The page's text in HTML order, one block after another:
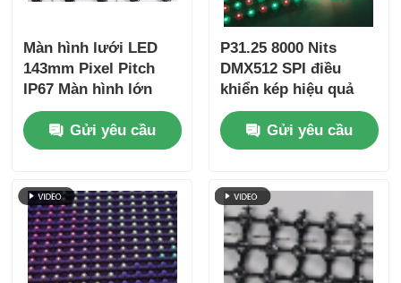
Màn hình lưới LED
143mm Pixel Pitch
IP67 Màn hình lớn
ngoài trời siêu nhẹ
cho các dự án sáng
tạo cảnh quan đô thị
Gửi yêu cầu
P31.25 8000 Nits
DMX512 SPI điều
khiển kép hiệu quả
năng lượng màn hình
màn hình LED ngoài
trời điện năng thấp
Gửi yêu cầu